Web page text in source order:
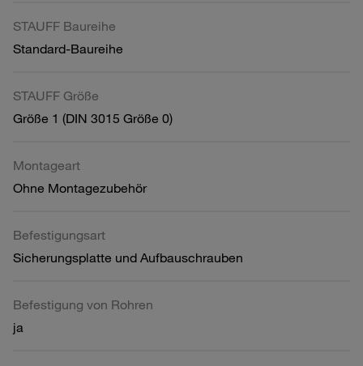
STAUFF Baureihe
Standard-Baureihe
STAUFF Größe
Größe 1 (DIN 3015 Größe 0)
Montageart
Ohne Montagezubehör
Befestigungsart
Sicherungsplatte und Aufbauschrauben
Befestigung von Rohren
ja